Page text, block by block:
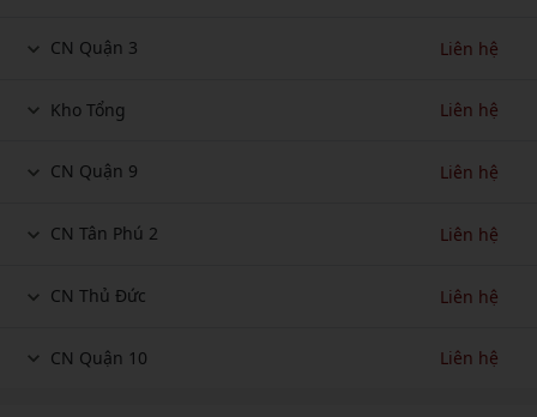
CN Quận 3 Liên hệ
Kho Tổng Liên hệ
CN Quận 9 Liên hệ
CN Tân Phú 2 Liên hệ
CN Thủ Đức Liên hệ
CN Quận 10 Liên hệ